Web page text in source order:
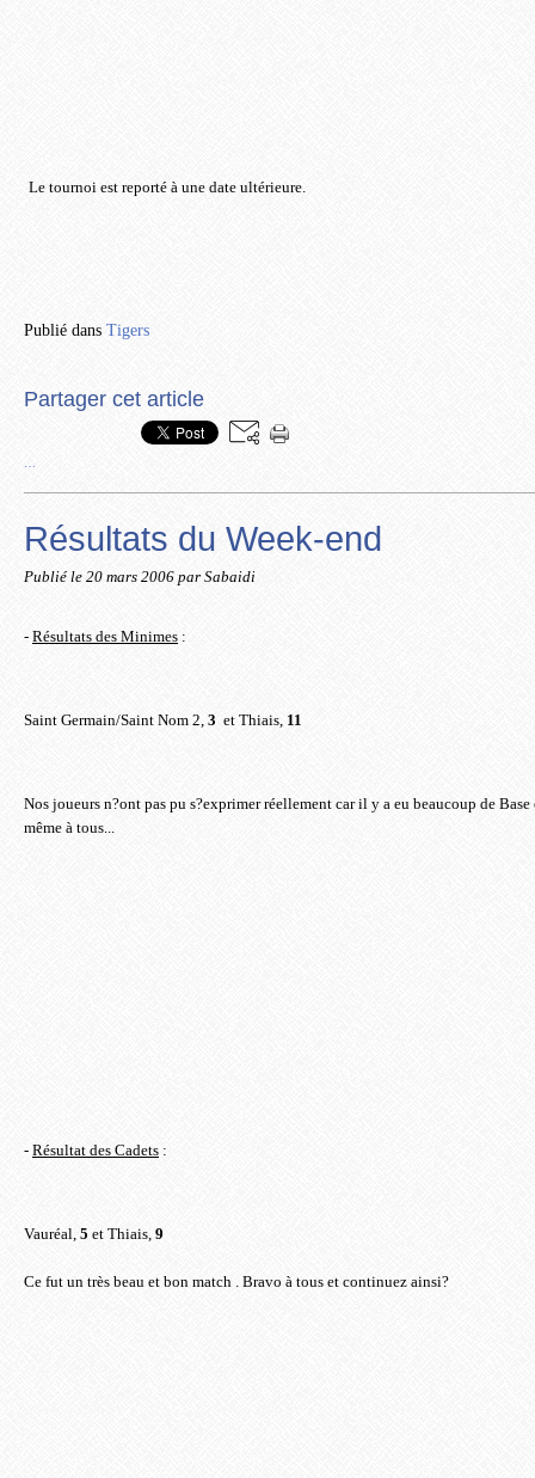
Le tournoi est reporté à une date ultérieure.
Publié dans Tigers
Partager cet article
…
Résultats du Week-end
Publié le 20 mars 2006 par Sabaidi
- Résultats des Minimes :
Saint Germain/Saint Nom 2, 3 et Thiais, 11
Nos joueurs n?ont pas pu s?exprimer réellement car il y a eu beaucoup de
même à tous...
- Résultat des Cadets :
Vauréal, 5 et Thiais, 9
Ce fut un très beau et bon match . Bravo à tous et continuez ainsi?